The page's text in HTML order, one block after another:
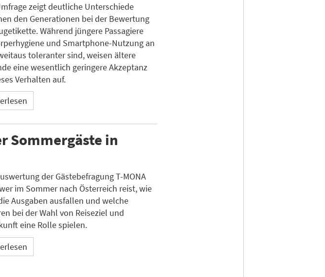
zeigt deutliche Unterschiede
den Generationen bei der Bewertung
Während jüngere Passagiere
und Smartphone-Nutzung an
toleranter sind, weisen ältere
eine wesentlich geringere Akzeptanz
Verhalten auf.
Sommergäste in
der Gästebefragung T-MONA
im Sommer nach Österreich reist, wie
Ausgaben ausfallen und welche
bei der Wahl von Reiseziel und
eine Rolle spielen.